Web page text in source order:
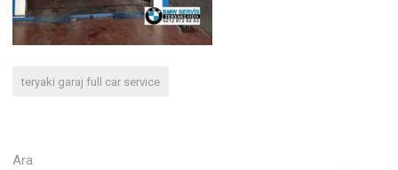
teryaki garaj full car service
Ara